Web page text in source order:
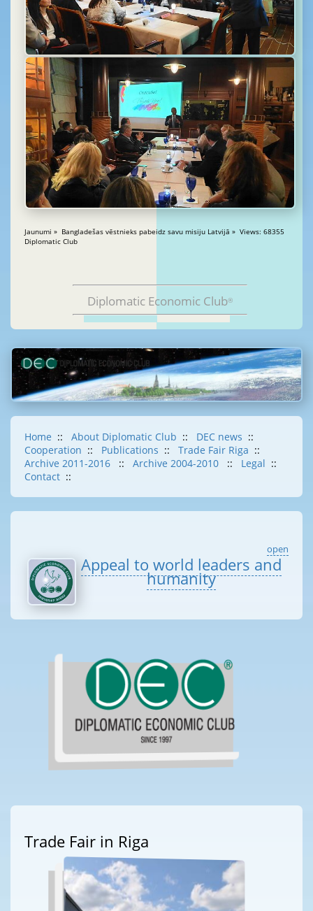
Jaunumi » Bangladešas vēstnieks pabeidz savu misiju Latvijā » Views: 68355
Diplomatic Club
Diplomatic Economic Club®
Home :: About Diplomatic Club :: DEC news ::
Cooperation :: Publications :: Trade Fair Riga ::
Archive 2011-2016
:: Archive 2004-2010 :: Legal ::
Contact ::
open
Appeal to world leaders and
humanity
Trade Fair in Riga